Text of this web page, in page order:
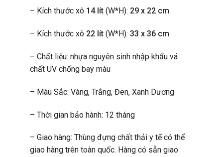
– Kích thước xô 14 lít (W*H): 29 x 22 cm
– Kích thước xô 22 lít (W*H): 33 x 36 cm
– Chất liệu: nhựa nguyên sinh nhập khẩu vá
chất UV chống bay màu
– Màu Sắc: Vàng, Trắng, Đen, Xanh Dương
– Thời gian bảo hành: 12 tháng
– Giao hàng: Thùng đựng chất thải y tế có thể
giao hàng trên toàn quốc. Hàng có sẵn giao